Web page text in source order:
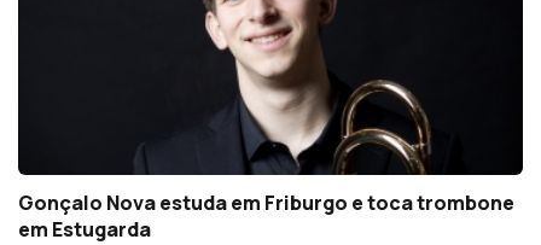
Gonçalo Nova estuda em Friburgo e toca trombone
em Estugarda